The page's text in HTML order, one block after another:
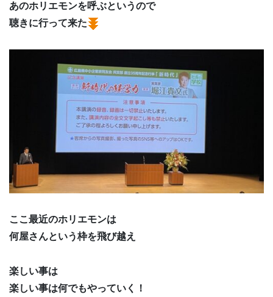
あのホリエモンを呼ぶというので
聴きに行って来た
ここ最近のホリエモンは
何屋さんという枠を飛び越え
楽しい事は
楽しい事は何でもやっていく！